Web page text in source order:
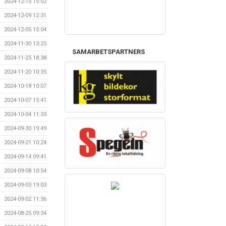
2024-12-09 12:31
2024-12-05 15:04
2024-11-30 13:25
2024-11-25 18:38
2024-11-20 10:35
2024-10-18 10:07
2024-10-07 15:41
2024-10-04 11:33
2024-09-30 19:49
2024-09-21 10:24
2024-09-14 09:41
2024-09-08 10:54
2024-09-03 19:03
2024-09-02 11:36
2024-08-25 09:34
SAMARBETSPARTNERS